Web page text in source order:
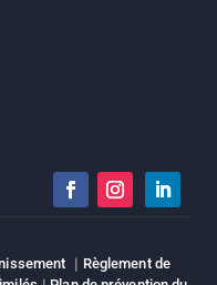
| Règlement de